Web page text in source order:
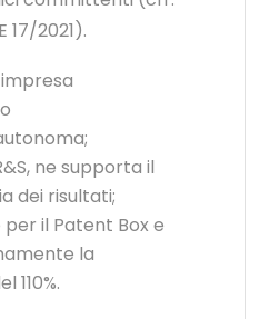
17/2021).
ne supporta il
dei risultati;
il Patent Box e
la
110%.